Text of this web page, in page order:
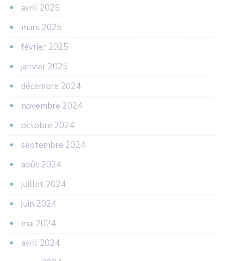
avril 2025
mars 2025
février 2025
janvier 2025
décembre 2024
novembre 2024
octobre 2024
septembre 2024
août 2024
juillet 2024
juin 2024
mai 2024
avril 2024